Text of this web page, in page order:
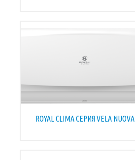
ROYAL CLIMA СЕРИЯ VELA NUOVA